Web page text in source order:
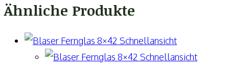
Ähnliche Produkte
Schnellansicht
Schnellansicht